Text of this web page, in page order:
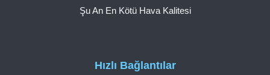
Hızlı Bağlantılar
Şu An En Kötü Hava Kalitesi